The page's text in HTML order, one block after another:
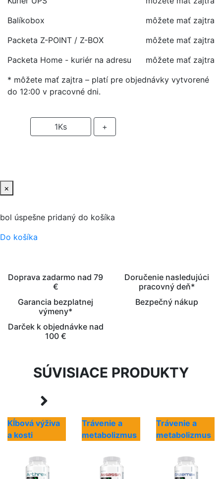
Balíkobox
môžete mať zajtra
Packeta Z-POINT / Z-BOX
môžete mať zajtra
Packeta Home - kuriér na adresu
môžete mať zajtra
* môžete mať zajtra – platí pre objednávky vytvorené
do 12:00 v pracovné dni.
1Ks +
×
bol úspešne pridaný do košíka
Do košíka
Doprava zadarmo nad 79
€
Doručenie nasledujúci
pracovný deň*
Garancia bezplatnej
výmeny*
Bezpečný nákup
Darček k objednávke nad
100 €
SÚVISIACE PRODUKTY
Kĺbová výživa
a kosti
Trávenie a
metabolizmus
Trávenie a
metabolizmus